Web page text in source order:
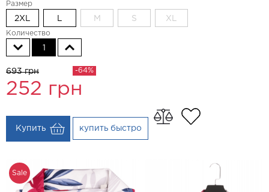
Размер
2XL M S XL
Количество
693 грн
252 грн
-64%
Купить купить быстро
Sale